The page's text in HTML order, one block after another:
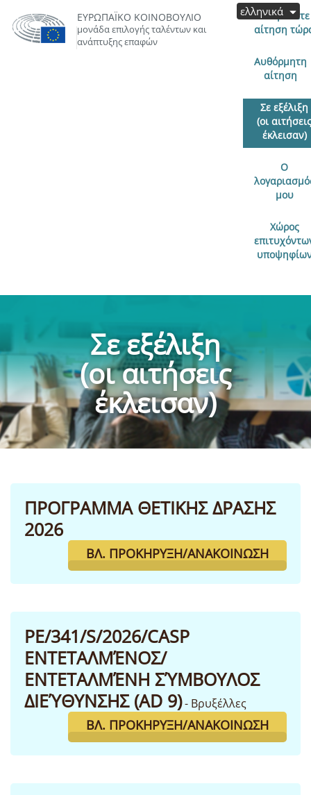
ΕΥΡΩΠΑΪΚΌ ΚΟΙΝΟΒΟΎΛΙΟ
μονάδα επιλογής ταλέντων και
ανάπτυξης επαφών
Υποβάλετε
αίτηση
Αυθόρμητη
αίτηση
Σε εξέλιξη
(οι αιτήσεις
έκλεισαν)
Ο
μου
Χώρος
ελληνικά
Σε εξέλιξη
(οι αιτήσεις
έκλεισαν)
ΠΡΟΓΡΑΜΜΑ ΘΕΤΙΚΗΣ ΔΡΑΣΗΣ
2026
ΒΛ. ΠΡΟΚΉΡΥΞΗ/ΑΝΑΚΟΊΝΩΣΗ
PE/341/S/2026/CASP
ΕΝΤΕΤΑΛΜΈΝΟΣ/
ΕΝΤΕΤΑΛΜΈΝΗ ΣΎΜΒΟΥΛΟΣ
ΔΙΕΎΘΥΝΣΗΣ (AD 9)- Βρυξέλλες
ΒΛ. ΠΡΟΚΉΡΥΞΗ/ΑΝΑΚΟΊΝΩΣΗ